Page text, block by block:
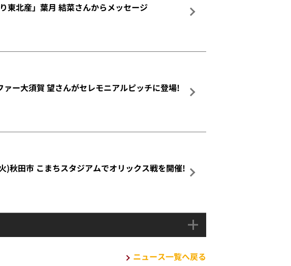
東北産」葉月 結菜さんからメッセージ
ー大須賀 望さんがセレモニアルピッチに登場!
田市 こまちスタジアムでオリックス戦を開催!
ニュース一覧へ戻る